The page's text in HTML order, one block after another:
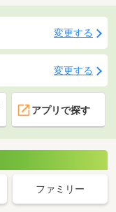
変更する
変更する
アプリで探す
ファミリー